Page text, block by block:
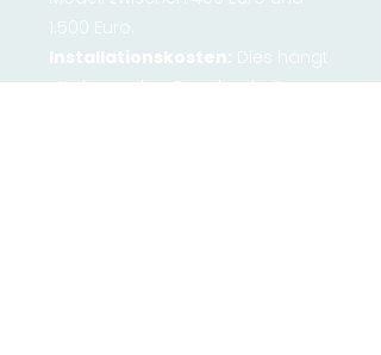
1.500 Euro.
​Installationskosten: Dies hängt
stark von den Gegebenheiten